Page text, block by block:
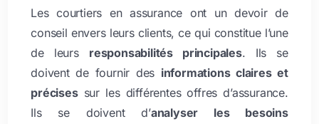
Les courtiers en assurance ont un devoir de
conseil envers leurs clients, ce qui constitue l’une
de leurs responsabilités principales. Ils se
doivent de fournir des informations claires et
précisessur les différentes offres d’assurance.
Ils se doivent d’analyser les besoins